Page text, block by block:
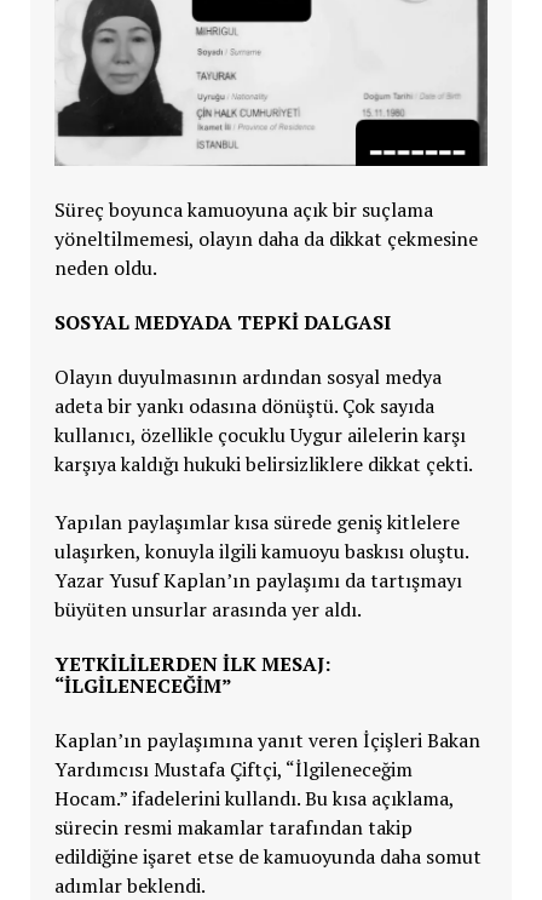
Süreç boyunca kamuoyuna açık bir suçlama
yöneltilmemesi, olayın daha da dikkat çekmesine
neden oldu.
SOSYAL MEDYADA TEPKİ DALGASI
Olayın duyulmasının ardından sosyal medya
adeta bir yankı odasına dönüştü. Çok sayıda
kullanıcı, özellikle çocuklu Uygur ailelerin karşı
karşıya kaldığı hukuki belirsizliklere dikkat çekti.
Yapılan paylaşımlar kısa sürede geniş kitlelere
ulaşırken, konuyla ilgili kamuoyu baskısı oluştu.
Yazar Yusuf Kaplan’ın paylaşımı da tartışmayı
büyüten unsurlar arasında yer aldı.
YETKİLİLERDEN İLK MESAJ:
“İLGİLENECEĞİM”
Kaplan’ın paylaşımına yanıt veren İçişleri Bakan
Yardımcısı Mustafa Çiftçi, “İlgileneceğim
Hocam.” ifadelerini kullandı. Bu kısa açıklama,
sürecin resmi makamlar tarafından takip
edildiğine işaret etse de kamuoyunda daha somut
adımlar beklendi.